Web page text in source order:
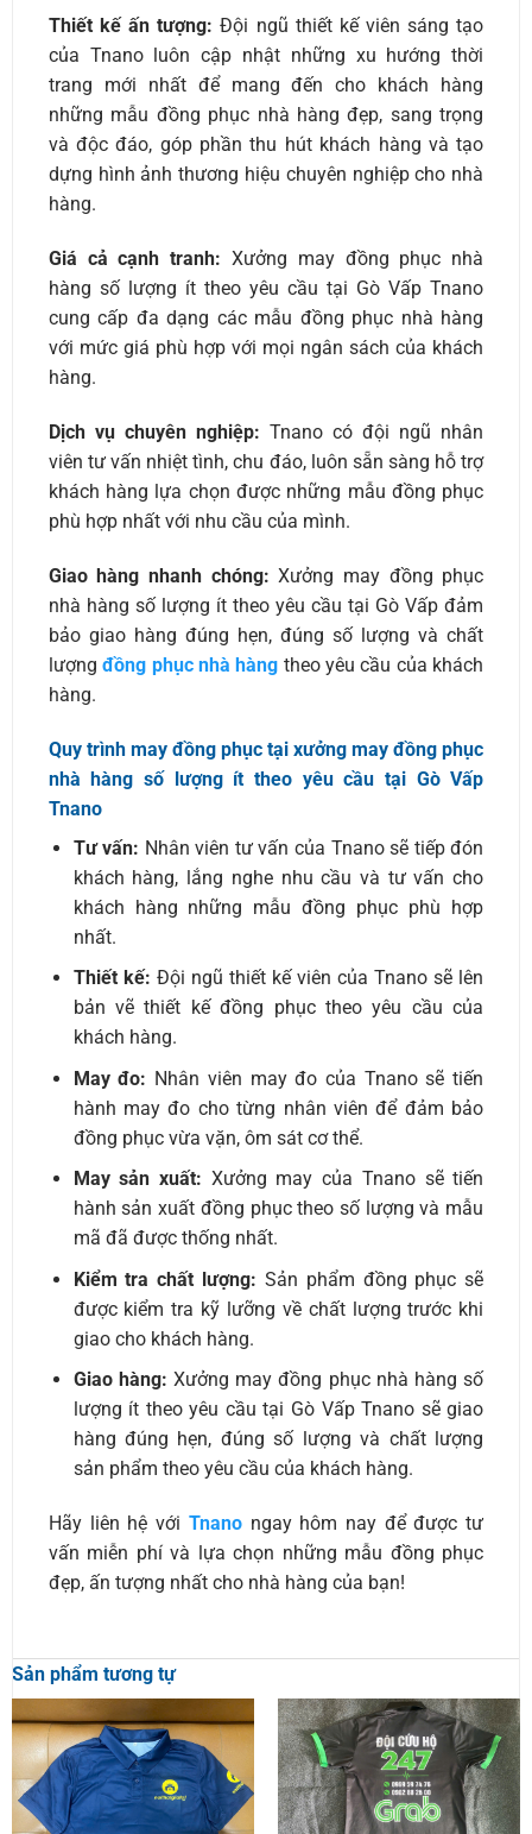
Thiết kế ấn tượng: Đội ngũ thiết kế viên sáng tạo
của Tnano luôn cập nhật những xu hướng thời
trang mới nhất để mang đến cho khách hàng
những mẫu đồng phục nhà hàng đẹp, sang trọng
và độc đáo, góp phần thu hút khách hàng và tạo
dựng hình ảnh thương hiệu chuyên nghiệp cho nhà
hàng.
Giá cả cạnh tranh: Xưởng may đồng phục nhà
hàng số lượng ít theo yêu cầu tại Gò Vấp Tnano
cung cấp đa dạng các mẫu đồng phục nhà hàng
với mức giá phù hợp với mọi ngân sách của khách
hàng.
Dịch vụ chuyên nghiệp: Tnano có đội ngũ nhân
viên tư vấn nhiệt tình, chu đáo, luôn sẵn sàng hỗ trợ
khách hàng lựa chọn được những mẫu đồng phục
phù hợp nhất với nhu cầu của mình.
Giao hàng nhanh chóng: Xưởng may đồng phục
nhà hàng số lượng ít theo yêu cầu tại Gò Vấp đảm
bảo giao hàng đúng hẹn, đúng số lượng và chất
lượngđồng phục nhà hàng theo yêu cầu của khách
hàng.
Quy trình may đồng phục tại xưởng may đồng phục
nhà hàng số lượng ít theo yêu cầu tại Gò Vấp
Tnano
Tư vấn: Nhân viên tư vấn của Tnano sẽ tiếp đón
khách hàng, lắng nghe nhu cầu và tư vấn cho
khách hàng những mẫu đồng phục phù hợp
nhất.
Thiết kế: Đội ngũ thiết kế viên của Tnano sẽ lên
bản vẽ thiết kế đồng phục theo yêu cầu của
khách hàng.
May đo: Nhân viên may đo của Tnano sẽ tiến
hành may đo cho từng nhân viên để đảm bảo
đồng phục vừa vặn, ôm sát cơ thể.
May sản xuất: Xưởng may của Tnano sẽ tiến
hành sản xuất đồng phục theo số lượng và mẫu
mã đã được thống nhất.
Kiểm tra chất lượng: Sản phẩm đồng phục sẽ
được kiểm tra kỹ lưỡng về chất lượng trước khi
giao cho khách hàng.
Giao hàng: Xưởng may đồng phục nhà hàng số
lượng ít theo yêu cầu tại Gò Vấp Tnano sẽ giao
hàng đúng hẹn, đúng số lượng và chất lượng
sản phẩm theo yêu cầu của khách hàng.
Hãy liên hệ với Tnanongay hôm nay để được tư
vấn miễn phí và lựa chọn những mẫu đồng phục
đẹp, ấn tượng nhất cho nhà hàng của bạn!
Sản phẩm tương tự